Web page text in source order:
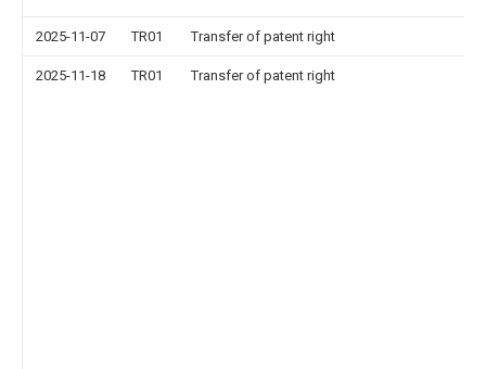
2025-11-07 TR01 Transfer of patent right
2025-11-18 TR01 Transfer of patent right